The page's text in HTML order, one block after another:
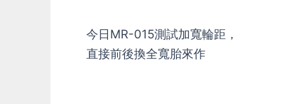
今日MR-015測試加寬輪距，
直接前後換全寬胎來作